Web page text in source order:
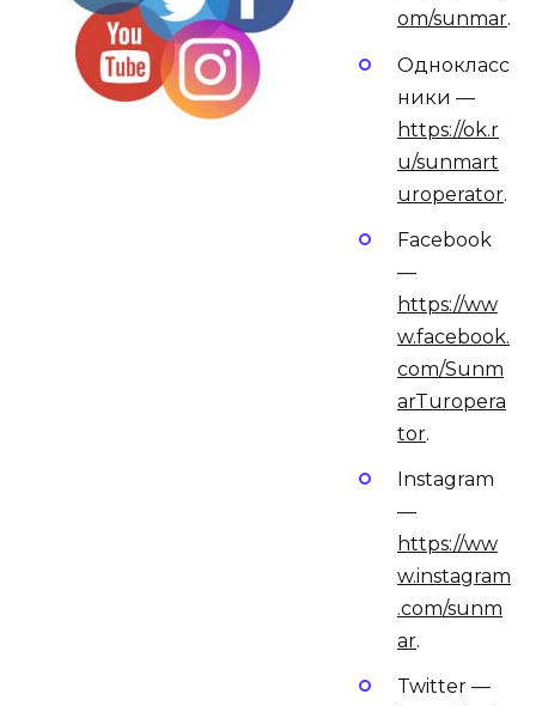
om/sunmar.
Однокласс
ники —
https://ok.r
u/sunmart
uroperator.
Facebook
—
https://ww
w.facebook.
com/Sunm
arTuropera
tor.
Instagram
—
https://ww
w.instagram
.com/sunm
ar.
Twitter —